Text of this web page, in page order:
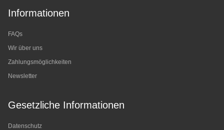
Informationen
FAQs
Wir über uns
Zahlungsmöglichkeiten
Newsletter
Gesetzliche Informationen
Datenschutz